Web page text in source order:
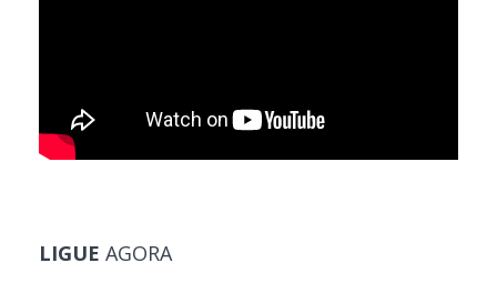
LIGUE AGORA